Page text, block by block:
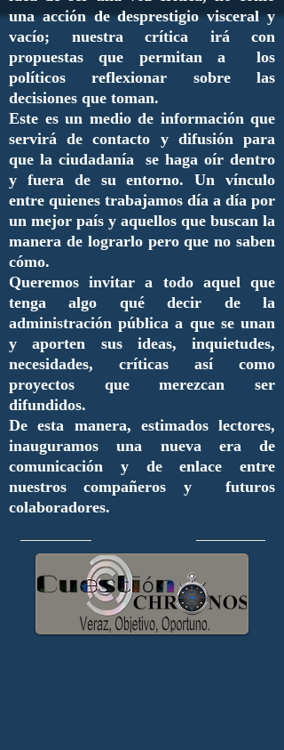
una acción de desprestigio visceral y
vacío; nuestra crítica irá con
propuestas que permitan a los
políticos reflexionar sobre las
decisiones que toman.
Este es un medio de información que
servirá de contacto y difusión para
que la ciudadanía se haga oír dentro
y fuera de su entorno. Un vínculo
entre quienes trabajamos día a día por
un mejor país y aquellos que buscan la
manera de lograrlo pero que no saben
cómo.
Queremos invitar a todo aquel que
tenga algo qué decir de la
administración pública a que se unan
y aporten sus ideas, inquietudes,
necesidades, críticas así como
proyectos que merezcan ser
difundidos.
De esta manera, estimados lectores,
inauguramos una nueva era de
comunicación y de enlace entre
nuestros compañeros y futuros
colaboradores.